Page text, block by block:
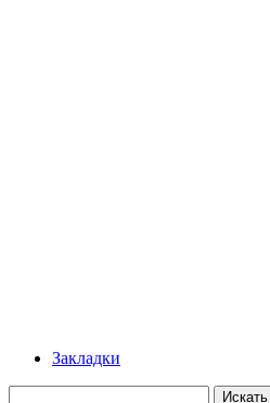
Закладки